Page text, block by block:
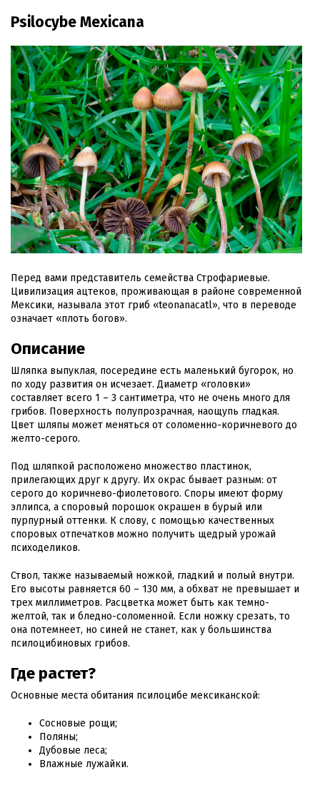
Psilocybe Mexicana
Перед вами представитель семейства Строфариевые.
Цивилизация ацтеков, проживающая в районе современной
Мексики, называла этот гриб «teonanacatl», что в переводе
означает «плоть богов».
Описание
Шляпка выпуклая, посередине есть маленький бугорок, но
по ходу развития он исчезает. Диаметр «головки»
составляет всего 1 – 3 сантиметра, что не очень много для
грибов. Поверхность полупрозрачная, наощупь гладкая.
Цвет шляпы может меняться от соломенно-коричневого до
желто-серого.
Под шляпкой расположено множество пластинок,
прилегающих друг к другу. Их окрас бывает разным: от
серого до коричнево-фиолетового. Споры имеют форму
эллипса, а споровый порошок окрашен в бурый или
пурпурный оттенки. К слову, с помощью качественных
споровых отпечатков можно получить щедрый урожай
психоделиков.
Ствол, также называемый ножкой, гладкий и полый внутри.
Его высоты равняется 60 – 130 мм, а обхват не превышает и
трех миллиметров. Расцветка может быть как темно-
желтой, так и бледно-соломенной. Если ножку срезать, то
она потемнеет, но синей не станет, как у большинства
псилоцибиновых грибов.
Где растет?
Основные места обитания псилоцибе мексиканской:
Сосновые рощи;
Поляны;
Дубовые леса;
Влажные лужайки.